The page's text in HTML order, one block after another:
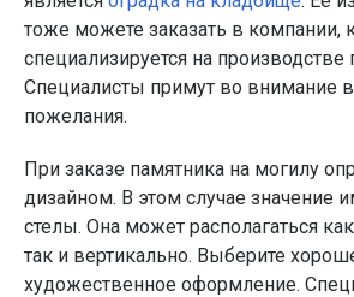
тоже можете заказать в компании,
специализируется на производстве
Специалисты примут во внимание
пожелания.
При заказе памятника на могилу
дизайном. В этом случае значение
стелы. Она может располагаться
так и вертикально. Выберите
художественное оформление.